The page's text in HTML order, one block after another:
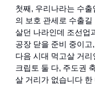
첫째, 우리나라는 수
의 보호 관세로 수출
살던 나라인데 조선업
공장 닫을 준비 중이
다음 시대 먹고살 거
크립토 둘 다, 주도권
살 거리가 없습니다 한